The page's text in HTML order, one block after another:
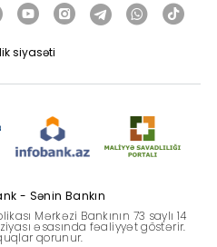
şəbəkəsi
haqqında
siyasəti
- Sənin Bankın
Mərkəzi Bankının 73 saylı 14
əsasında fəaliyyət göstərir.
qorunur.